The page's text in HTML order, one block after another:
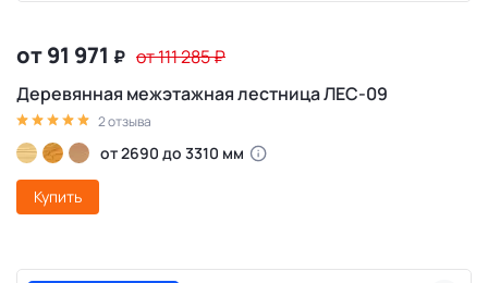
от 91 971 ₽ от 111 285₽
Деревянная межэтажная лестница ЛЕС-09
2 отзыва
от 2690 до 3310 мм
Купить